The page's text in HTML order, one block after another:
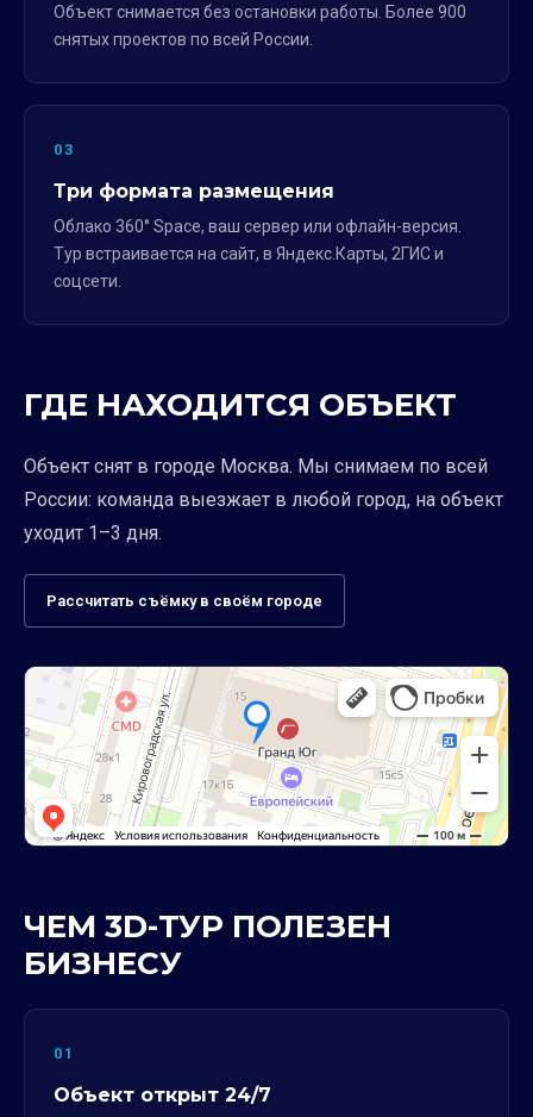
Объект снимается без остановки работы. Более 900
снятых проектов по всей России.
03
Три формата размещения
Облако 360° Space, ваш сервер или офлайн-версия.
Тур встраивается на сайт, в Яндекс.Карты, 2ГИС и
соцсети.
ГДЕ НАХОДИТСЯ ОБЪЕКТ
Объект снят в городе Москва. Мы снимаем по всей
России: команда выезжает в любой город, на объект
уходит 1–3 дня.
Рассчитать съёмку в своём городе
ЧЕМ 3D-ТУР ПОЛЕЗЕН
БИЗНЕСУ
01
Объект открыт 24/7